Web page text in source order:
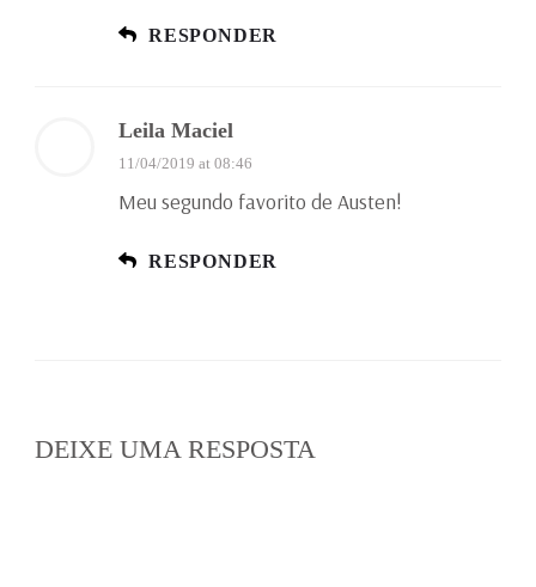
RESPONDER
Leila Maciel
11/04/2019 at 08:46
Meu segundo favorito de Austen!
RESPONDER
DEIXE UMA RESPOSTA